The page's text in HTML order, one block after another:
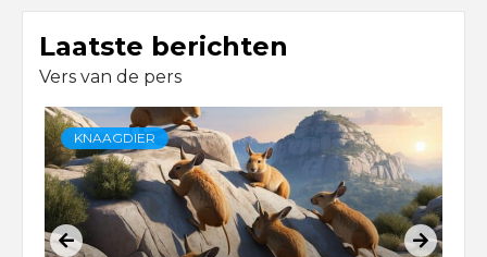
Laatste berichten
Vers van de pers
KNAAGDIER